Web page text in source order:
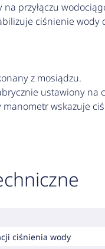
na przyłączu
ciśnienie
z mosiądzu.
ustawiony na
manometr wskazuje
ciśnienia wody